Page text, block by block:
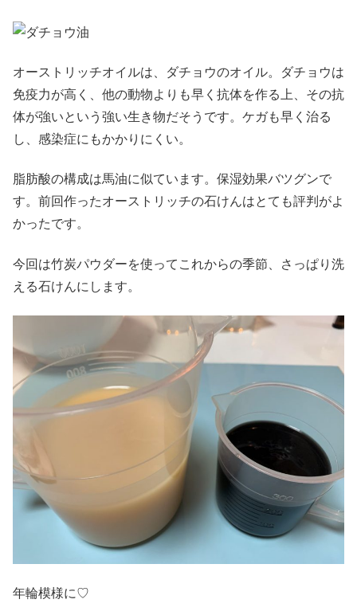
オーストリッチオイルは、ダチョウのオイル。ダチョウは
免疫力が高く、他の動物よりも早く抗体を作る上、その抗
体が強いという強い生き物だそうです。ケガも早く治る
し、感染症にもかかりにくい。
脂肪酸の構成は馬油に似ています。保湿効果バツグンで
す。前回作ったオーストリッチの石けんはとても評判がよ
かったです。
今回は竹炭パウダーを使ってこれからの季節、さっぱり洗
える石けんにします。
年輪模様に♡